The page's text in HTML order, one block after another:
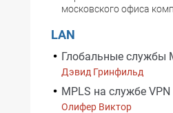
московского офиса
LAN
Глобальные службы
Дэвид Гринфильд
MPLS на службе VPN
Олифер Виктор